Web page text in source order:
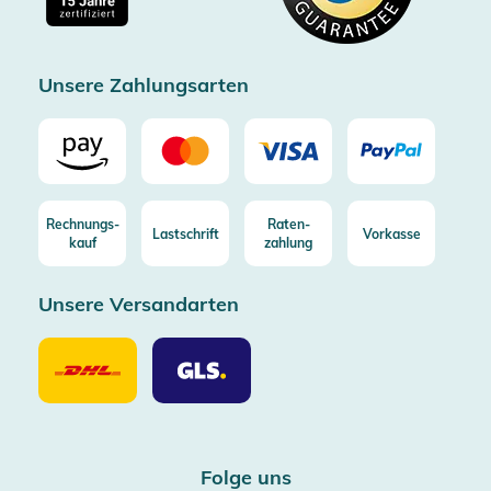
Unsere Zahlungsarten
Rechnungs-
kauf
Lastschrift
Raten-
zahlung
Vorkasse
Unsere Versandarten
Unsere
Versandarten
DHL
Unsere
Versandarten
GLS
Folge uns